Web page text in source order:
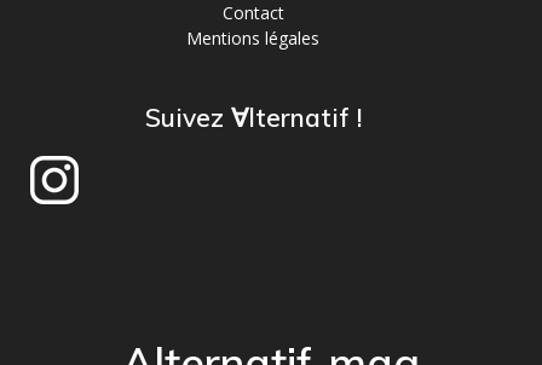
Contact
Mentions légales
Suivez ∀lternatif !